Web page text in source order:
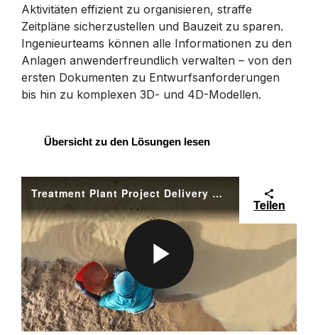
Aktivitäten effizient zu organisieren, straffe
Zeitpläne sicherzustellen und Bauzeit zu sparen.
Ingenieurteams können alle Informationen zu den
Anlagen anwenderfreundlich verwalten – von den
ersten Dokumenten zu Entwurfsanforderungen
bis hin zu komplexen 3D- und 4D-Modellen.
Übersicht zu den Lösungen lesen
Treatment Plant Project Delivery Solution
Teilen
P